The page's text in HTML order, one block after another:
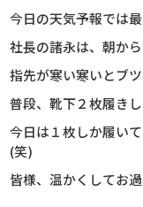
今日の天気予報では
社長の諸永は、朝か
指先が寒い寒いとブ
普段、靴下２枚履き
今日は１枚しか履い
(笑)
皆様、温かくしてお